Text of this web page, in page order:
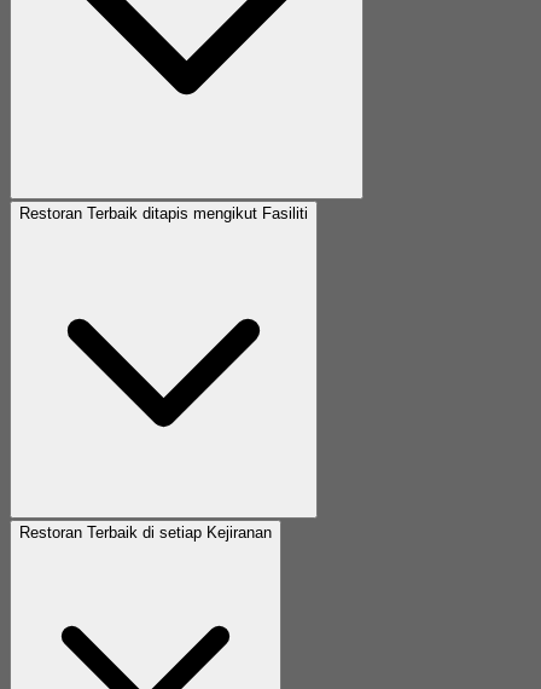
Restoran Terbaik ditapis mengikut Fasiliti
Restoran Terbaik di setiap Kejiranan